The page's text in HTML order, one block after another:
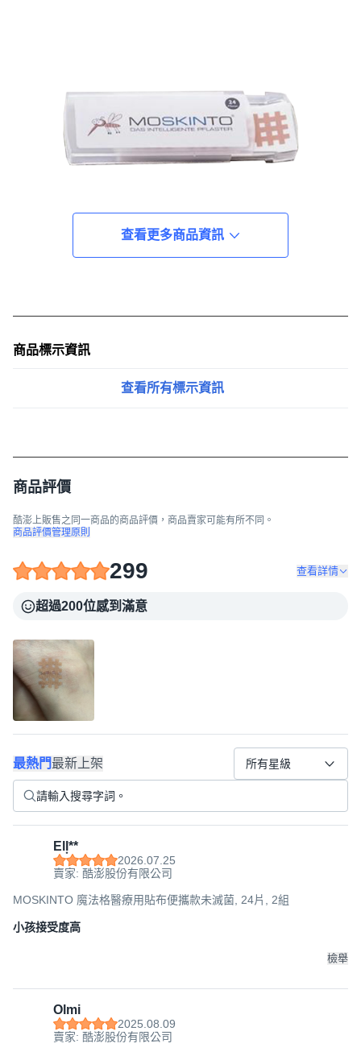
查看更多商品資訊
商品標示資訊
查看所有標示資訊
商品評價
酷澎上販售之同一商品的商品評價，商品賣家可能有所不同。
商品評價管理原則
299 查看詳情
超過200位感到滿意
最熱門最新上架 所有星級
Ell͙**
2026.07.25
賣家: 酷澎股份有限公司
MOSKINTO 魔法格醫療用貼布便攜款未滅菌, 24片, 2組
小孩接受度高
檢舉
Olmi
2025.08.09
賣家: 酷澎股份有限公司